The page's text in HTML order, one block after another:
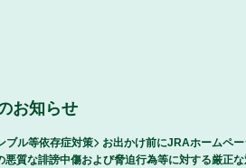
お知らせ
ブル等依存症対策
お出かけ前にJRAホームペ
悪質な誹謗中傷および脅迫行為等に対する厳正